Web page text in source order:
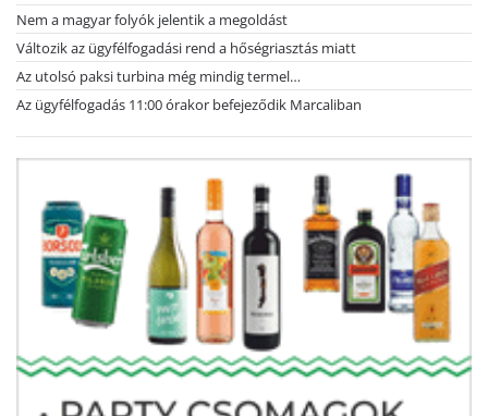
Nem a magyar folyók jelentik a megoldást
Változik az ügyfélfogadási rend a hőségriasztás miatt
Az utolsó paksi turbina még mindig termel…
Az ügyfélfogadás 11:00 órakor befejeződik Marcaliban